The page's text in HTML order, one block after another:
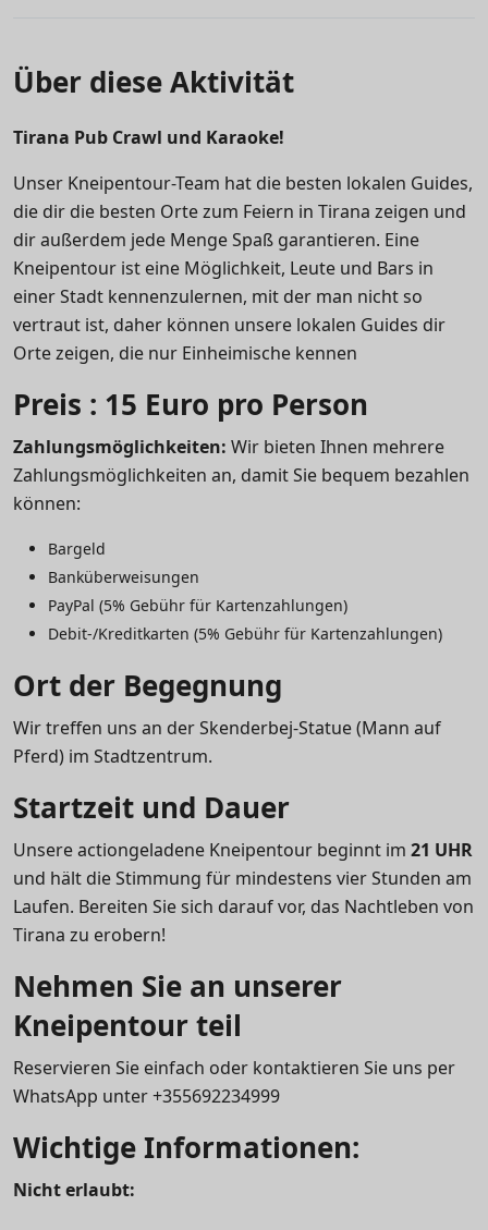
Über diese Aktivität
Tirana Pub Crawl und Karaoke!
Unser Kneipentour-Team hat die besten lokalen Guides,
die dir die besten Orte zum Feiern in Tirana zeigen und
dir außerdem jede Menge Spaß garantieren. Eine
Kneipentour ist eine Möglichkeit, Leute und Bars in
einer Stadt kennenzulernen, mit der man nicht so
vertraut ist, daher können unsere lokalen Guides dir
Orte zeigen, die nur Einheimische kennen
Preis : 15 Euro pro Person
Zahlungsmöglichkeiten: Wir bieten Ihnen mehrere
Zahlungsmöglichkeiten an, damit Sie bequem bezahlen
können:
Bargeld
Banküberweisungen
PayPal (5% Gebühr für Kartenzahlungen)
Debit-/Kreditkarten (5% Gebühr für Kartenzahlungen)
Ort der Begegnung
Wir treffen uns an der Skenderbej-Statue (Mann auf
Pferd) im Stadtzentrum.
Startzeit und Dauer
Unsere actiongeladene Kneipentour beginnt im 21 UHR
und hält die Stimmung für mindestens vier Stunden am
Laufen. Bereiten Sie sich darauf vor, das Nachtleben von
Tirana zu erobern!
Nehmen Sie an unserer
Kneipentour teil
Reservieren Sie einfach oder kontaktieren Sie uns per
WhatsApp unter +355692234999
Wichtige Informationen:
Nicht erlaubt: